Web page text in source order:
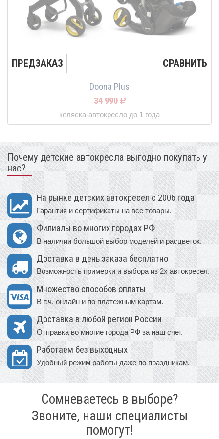
ПРЕДЗАКАЗ СРАВНИТЬ
Doona Plus
34 990
коляска-автокресло до 1 года
Почему детские автокресла выгодно покупать у
нас?
На рынке детских автокресел с 2006 года
Гарантия и сертификаты на все товары.
Филиалы во многих городах РФ
В наличии большой выбор моделей и расцветок.
Доставка в день заказа бесплатно
Возможность примерки и выбора из 2х автокресел.
Множество способов оплаты
В т.ч. онлайн и по платежным картам.
Доставка в любой регион России
Отправка во многие города РФ за наш счет.
Работаем без выходных
Удобный режим работы даже по праздникам.
Сомневаетесь в выборе?
Звоните, наши специалисты
помогут!